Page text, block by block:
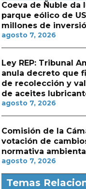
Coeva de Ñuble da
parque eólico de
millones de
agosto 7, 2026
Ley REP: Tribunal
anula decreto que
de recolección y
de aceites
agosto 7, 2026
Comisión de la
votación de
normativa
agosto 7, 2026
Temas